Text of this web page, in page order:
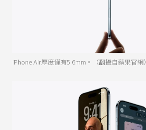
iPhone Air厚度僅有5.6mm。（翻攝自蘋果官網）